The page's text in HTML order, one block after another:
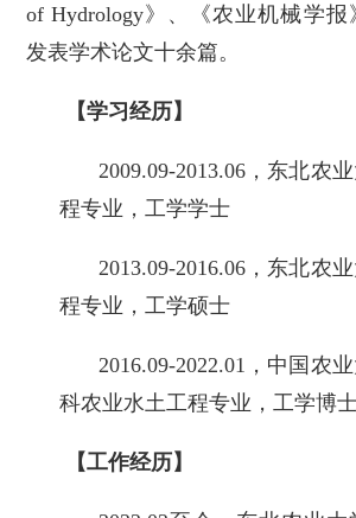
of Hydrology》、《农业机械学报
发表学术论文十余篇。
【学习经历】
2009.09-2013.06，东北农
程专业，工学学士
2013.09-2016.06，东北农
程专业，工学硕士
2016.09-2022.01，中国农
科农业水土工程专业，工学博
【工作经历】